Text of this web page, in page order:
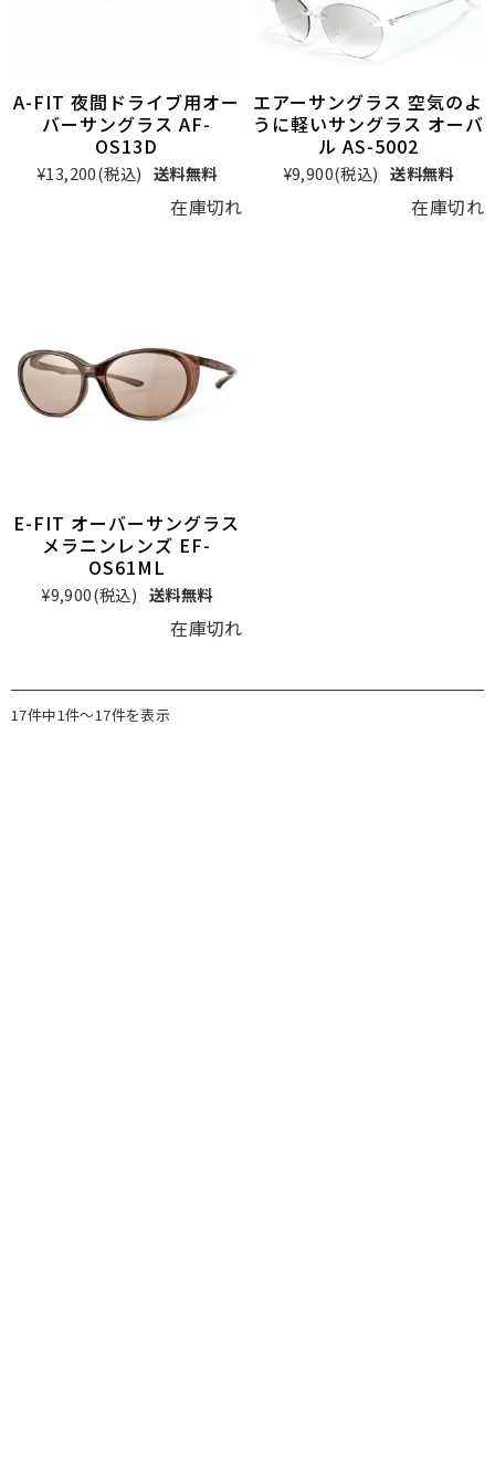
A-FIT 夜間ドライブ用オー
バーサングラス AF-
OS13D
¥13,200(税込) 送料無料
在庫切れ
エアーサングラス 空気のよ
うに軽いサングラス オーバ
ル AS-5002
¥9,900(税込) 送料無料
在庫切れ
E-FIT オーバーサングラス
メラニンレンズ EF-
OS61ML
¥9,900(税込) 送料無料
在庫切れ
17件中1件～17件を表示